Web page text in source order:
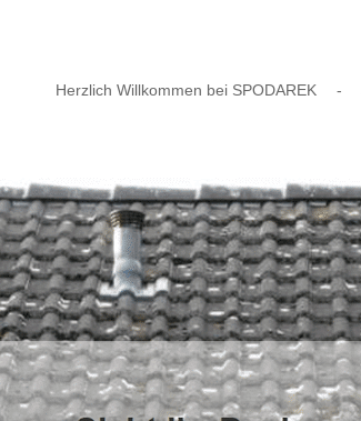
Herzlich Willkommen bei SPODAREK -